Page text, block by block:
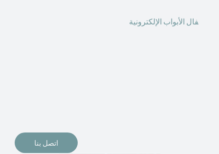
فال الأبواب الإلكترونية
اتصل بنا